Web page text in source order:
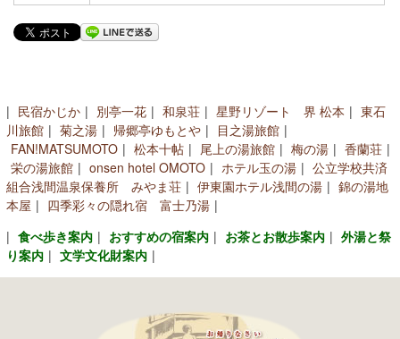
民宿かじか 別亭一花 和泉荘 星野リゾート 界 松本
東石
川旅館
菊之湯 帰郷亭ゆもとや
目之湯旅館
FAN!MATSUMOTO
松本十帖 尾上の湯旅館 梅の湯
香蘭荘
栄の湯旅館
onsen hotel OMOTO ホテル玉の湯
公立学校共済
組合浅間温泉保養所 みやま荘
伊東園ホテル浅間の湯
錦の湯地
本屋
四季彩々の隠れ宿 富士乃湯
食べ歩き案内
おすすめの宿案内 お茶とお散歩案内
外湯と祭
り案内
文学文化財案内
アクセス